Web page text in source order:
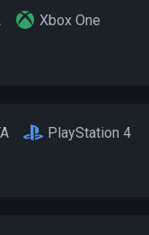
Xbox One
PlayStation 4